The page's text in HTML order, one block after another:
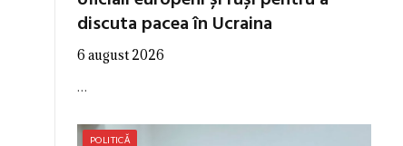
discuta pacea în Ucraina
6 august 2026
…
POLITICĂ